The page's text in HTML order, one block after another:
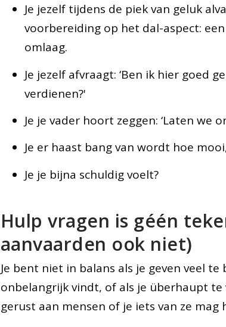
Je jezelf tijdens de piek van geluk
voorbereiding op het dal-aspect:
omlaag.
Je jezelf afvraagt: ‘Ben ik hier goed
verdienen?'
Je je vader hoort zeggen: ‘Laten we
Je er haast bang van wordt hoe
Je je bijna schuldig voelt?
Hulp vragen is géén
aanvaarden ook niet)
Je bent niet in balans als je geven veel
onbelangrijk vindt, of als je überhaupt
gerust aan mensen of je iets van ze mag